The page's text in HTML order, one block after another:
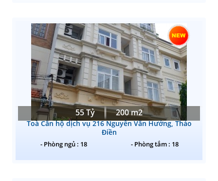
55 Tỷ 200 m2
Toà Căn hộ dịch vụ 216 Nguyễn Văn Hưởng, Thảo
Điền
- Phòng ngủ : 18 - Phòng tắm : 18